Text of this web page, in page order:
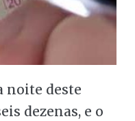
noite deste
dezenas, e o